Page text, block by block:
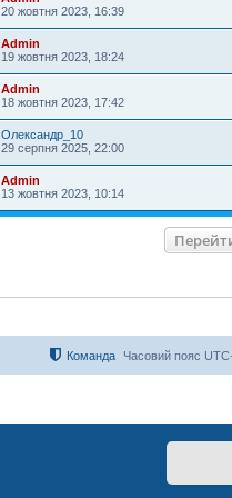
20 жовтня 2023, 16:39
Admin
19 жовтня 2023, 18:24
Admin
18 жовтня 2023, 17:42
Олександр_10
29 серпня 2025, 22:00
Admin
13 жовтня 2023, 10:14
Часовий пояс
Команда